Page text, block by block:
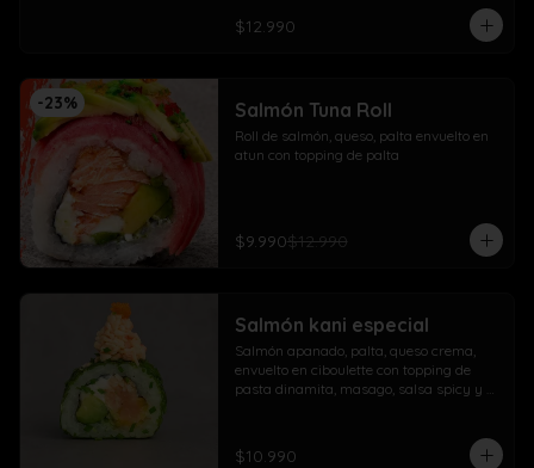
$12.990
-23% Salmón Tuna Roll
Roll de salmón, queso, palta envuelto en
atun con topping de palta
$9.990$12.990
Salmón kani especial
Salmón apanado, palta, queso crema,
envuelto en ciboulette con topping de
pasta dinamita, masago, salsa spicy y
$10.990